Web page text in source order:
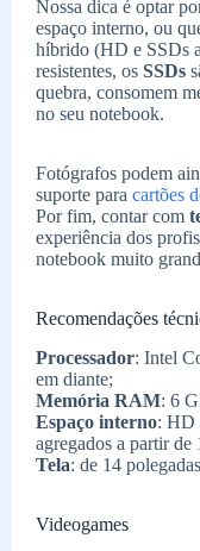
Nossa dica é optar
espaço interno, ou
híbrido (HD e SSDs
resistentes, os SSDs
quebra, consomem
no seu notebook.
Fotógrafos podem
suporte para cartões
Por fim, contar com
experiência dos
notebook muito
Recomendações
Processador: Intel
em diante;
Memória RAM: 6
Espaço interno: HD
agregados a partir de
Tela: de 14
Videogames